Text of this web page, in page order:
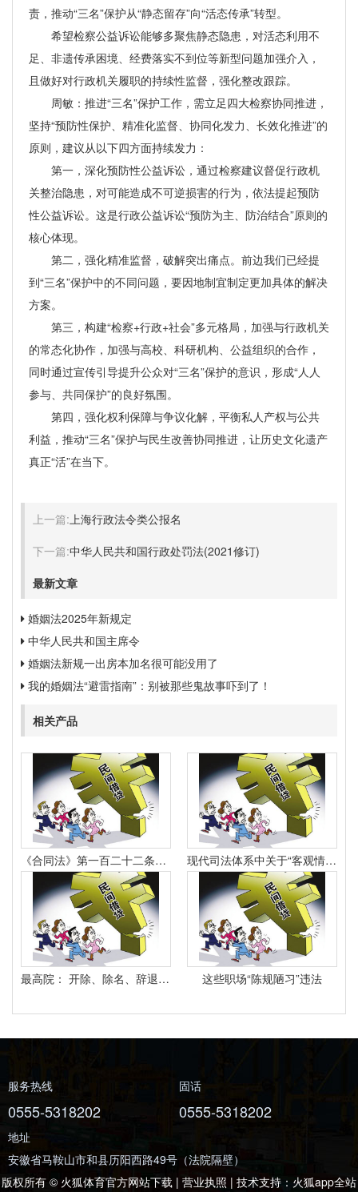
责，推动“三名”保护从“静态留存”向“活态传承”转型。
希望检察公益诉讼能够多聚焦静态隐患，对活态利用不
足、非遗传承困境、经费落实不到位等新型问题加强介入，
且做好对行政机关履职的持续性监督，强化整改跟踪。
周敏：推进“三名”保护工作，需立足四大检察协同推进，
坚持“预防性保护、精准化监督、协同化发力、长效化推进”的
原则，建议从以下四方面持续发力：
第一，深化预防性公益诉讼，通过检察建议督促行政机
关整治隐患，对可能造成不可逆损害的行为，依法提起预防
性公益诉讼。这是行政公益诉讼“预防为主、防治结合”原则的
核心体现。
第二，强化精准监督，破解突出痛点。前边我们已经提
到“三名”保护中的不同问题，要因地制宜制定更加具体的解决
方案。
第三，构建“检察+行政+社会”多元格局，加强与行政机关
的常态化协作，加强与高校、科研机构、公益组织的合作，
同时通过宣传引导提升公众对“三名”保护的意识，形成“人人
参与、共同保护”的良好氛围。
第四，强化权利保障与争议化解，平衡私人产权与公共
利益，推动“三名”保护与民生改善协同推进，让历史文化遗产
真正“活”在当下。
上一篇:上海行政法令类公报名
下一篇:中华人民共和国行政处罚法(2021修订)
最新文章
婚姻法2025年新规定
中华人民共和国主席令
婚姻法新规一出房本加名很可能没用了
我的婚姻法“避雷指南”：别被那些鬼故事吓到了！
相关产品
《合同法》第一百二十二条规定：“因当事人一方的违约行为侵害对方人身、财产权益的受损害方有权选择依照本法要求其承担违约责任或者依照其他法律要求其承担侵权责任。 现代司法体系中关于“客观情况出现重大变化”的法律规定有哪些
最高院： 开除、除名、辞退与解除劳动合同之间有什么区别？ 这些职场“陈规陋习”违法
服务热线
0555-5318202
固话
0555-5318202
地址
安徽省马鞍山市和县历阳西路49号（法院隔壁）
版权所有 © 火狐体育官方网站下载 | 营业执照 | 技术支持： 火狐app全站